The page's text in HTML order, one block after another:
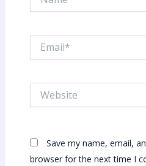
Save my name, email,
browser for the next time I